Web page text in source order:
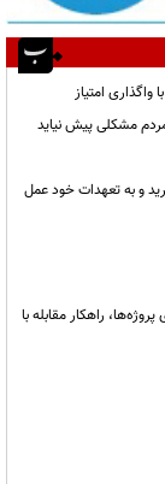
امتیاز
مشکلی پیش نیاید
و به تعهدات خود عمل
راهکار مقابله با